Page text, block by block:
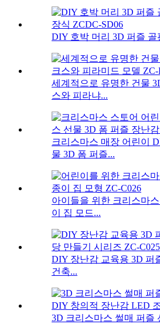
DIY 호박 머리 3D 퍼즐 골
세계적으로 유명한 건물
스와 피라냐...
크리스마스 매장 어린이
물 3D 폼 퍼즐...
아이들을 위한 크리스마
이 집 모드...
DIY 장난감 교육용 3D 퍼
건축...
3D 크리스마스 썰매 퍼즐